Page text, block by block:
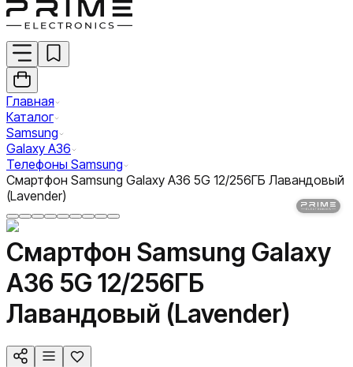
Главная
Каталог
Samsung
Galaxy A36
Телефоны Samsung
Смартфон Samsung Galaxy A36 5G 12/256ГБ Лавандовый
(Lavender)
Смартфон Samsung Galaxy
A36 5G 12/256ГБ
Лавандовый (Lavender)